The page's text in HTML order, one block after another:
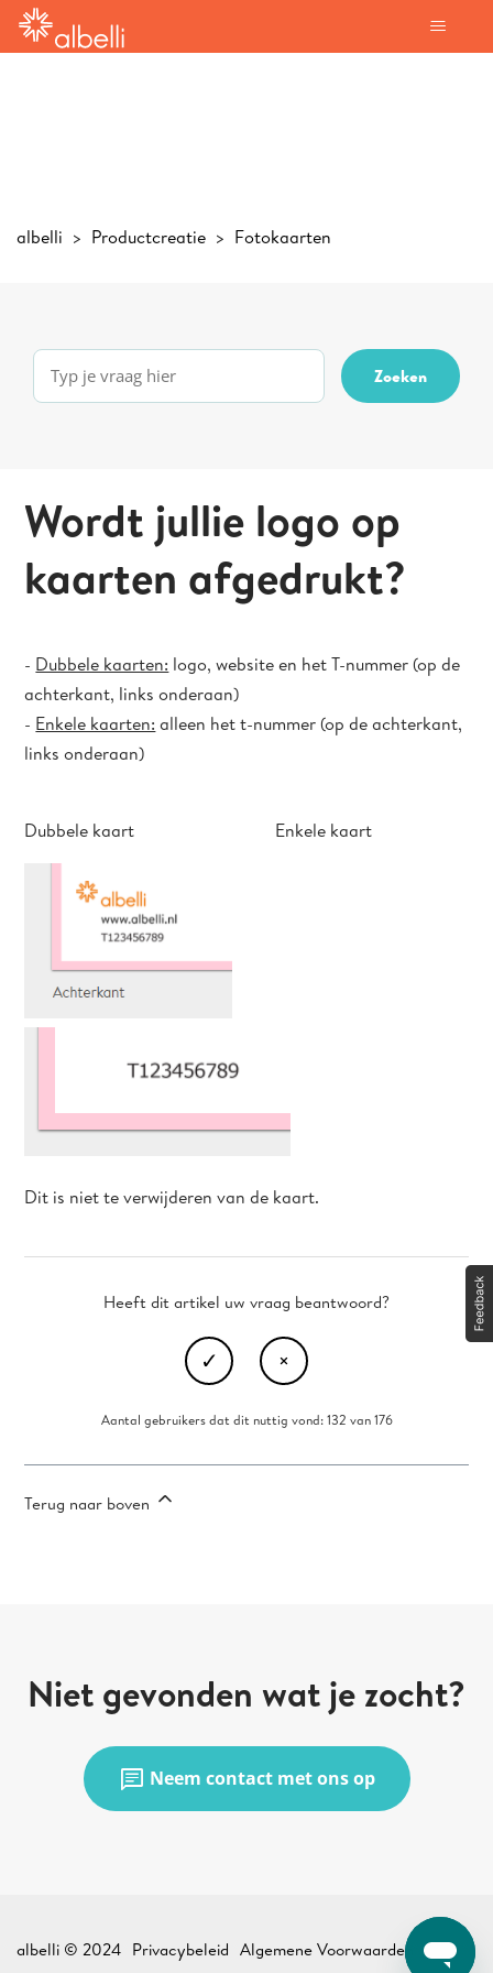
albelli Productcreatie Fotokaarten
Wordt jullie logo op
kaarten afgedrukt?
- Dubbele kaarten: logo, website en het T-nummer (op de
achterkant, links onderaan)
- Enkele kaarten: alleen het t-nummer (op de achterkant,
links onderaan)
Dubbele kaart Enkele kaart
Dit is niet te verwijderen van de kaart.
Heeft dit artikel uw vraag beantwoord?
Aantal gebruikers dat dit nuttig vond: 132 van 176
Terug naar boven
Niet gevonden wat je zocht?
chat Neem contact met ons op
albelli © 2024 Privacybeleid Algemene Voorwaarden